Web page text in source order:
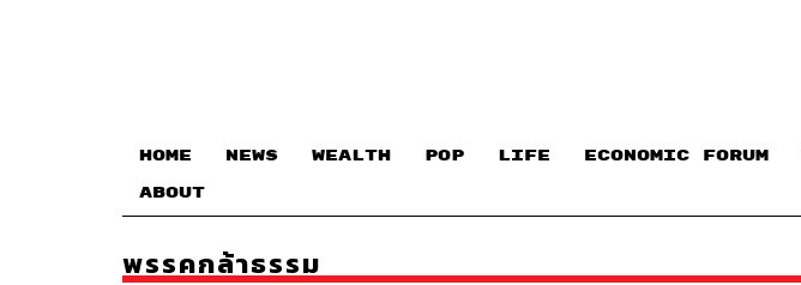
HOME NEWS WEALTH POP LIFE ECONOMIC FORUM
ABOUT
พรรคกล้าธรรม